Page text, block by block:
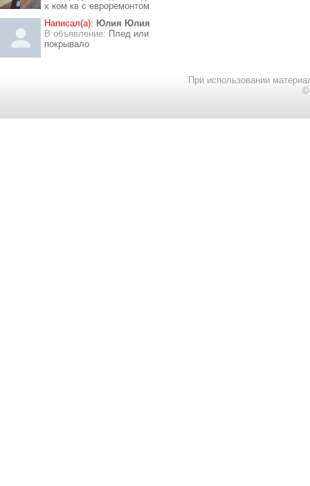
х ком кв с евроремонтом
Написал(а): Юлия Юлия
В объявление: Плед или
покрывало
При использовании